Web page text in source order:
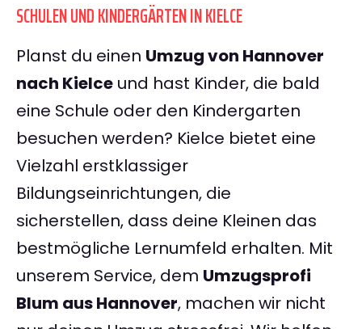
SCHULEN UND KINDERGÄRTEN IN KIELCE
Planst du einen Umzug von Hannover
nach Kielce und hast Kinder, die bald
eine Schule oder den Kindergarten
besuchen werden? Kielce bietet eine
Vielzahl erstklassiger
Bildungseinrichtungen, die
sicherstellen, dass deine Kleinen das
bestmögliche Lernumfeld erhalten. Mit
unserem Service, dem Umzugsprofi
Blum aus Hannover, machen wir nicht